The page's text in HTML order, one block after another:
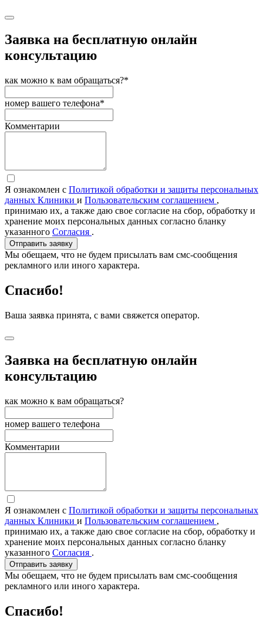
Заявка на бесплатную онлайн
консультацию
как можно к вам обращаться?*
номер вашего телефона*
Комментарии
Я ознакомлен с Политикой обработки и защиты персональных
данных Клиники и Пользовательским соглашением ,
принимаю их, а также даю свое согласие на сбор, обработку и
хранение моих персональных данных согласно бланку
указанного Согласия .
Отправить заявку
Мы обещаем, что не будем присылать вам смс-сообщения
рекламного или иного характера.
Спасибо!
Ваша заявка принята, с вами свяжется оператор.
Заявка на бесплатную онлайн
консультацию
как можно к вам обращаться?
номер вашего телефона
Комментарии
Я ознакомлен с Политикой обработки и защиты персональных
данных Клиники и Пользовательским соглашением ,
принимаю их, а также даю свое согласие на сбор, обработку и
хранение моих персональных данных согласно бланку
указанного Согласия .
Отправить заявку
Мы обещаем, что не будем присылать вам смс-сообщения
рекламного или иного характера.
Спасибо!